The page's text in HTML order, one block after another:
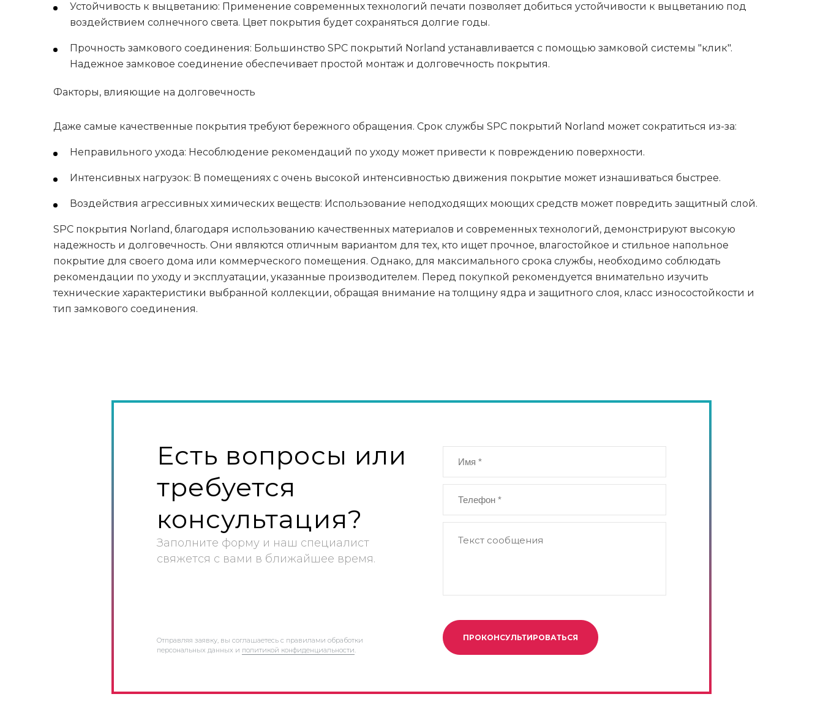
Устойчивость к выцветанию: Применение современных технологий печати позволяет добиться устойчивости к выцветанию под
воздействием солнечного света. Цвет покрытия будет сохраняться долгие годы.
Прочность замкового соединения: Большинство SPC покрытий Norland устанавливается с помощью замковой системы "клик".
Надежное замковое соединение обеспечивает простой монтаж и долговечность покрытия.
Факторы, влияющие на долговечность
Даже самые качественные покрытия требуют бережного обращения. Срок службы SPC покрытий Norland может сократиться из-за:
Неправильного ухода: Несоблюдение рекомендаций по уходу может привести к повреждению поверхности.
Интенсивных нагрузок: В помещениях с очень высокой интенсивностью движения покрытие может изнашиваться быстрее.
Воздействия агрессивных химических веществ: Использование неподходящих моющих средств может повредить защитный слой.
SPC покрытия Norland, благодаря использованию качественных материалов и современных технологий, демонстрируют высокую
надежность и долговечность. Они являются отличным вариантом для тех, кто ищет прочное, влагостойкое и стильное напольное
покрытие для своего дома или коммерческого помещения. Однако, для максимального срока службы, необходимо соблюдать
рекомендации по уходу и эксплуатации, указанные производителем. Перед покупкой рекомендуется внимательно изучить
технические характеристики выбранной коллекции, обращая внимание на толщину ядра и защитного слоя, класс износостойкости и
тип замкового соединения.
Есть вопросы или
требуется
консультация?
Заполните форму и наш специалист
свяжется с вами в ближайшее время.
Отправляя заявку, вы соглашаетесь с правилами обработки
персональных данных и политикой конфиденциальности.
ПРОКОНСУЛЬТИРОВАТЬСЯ